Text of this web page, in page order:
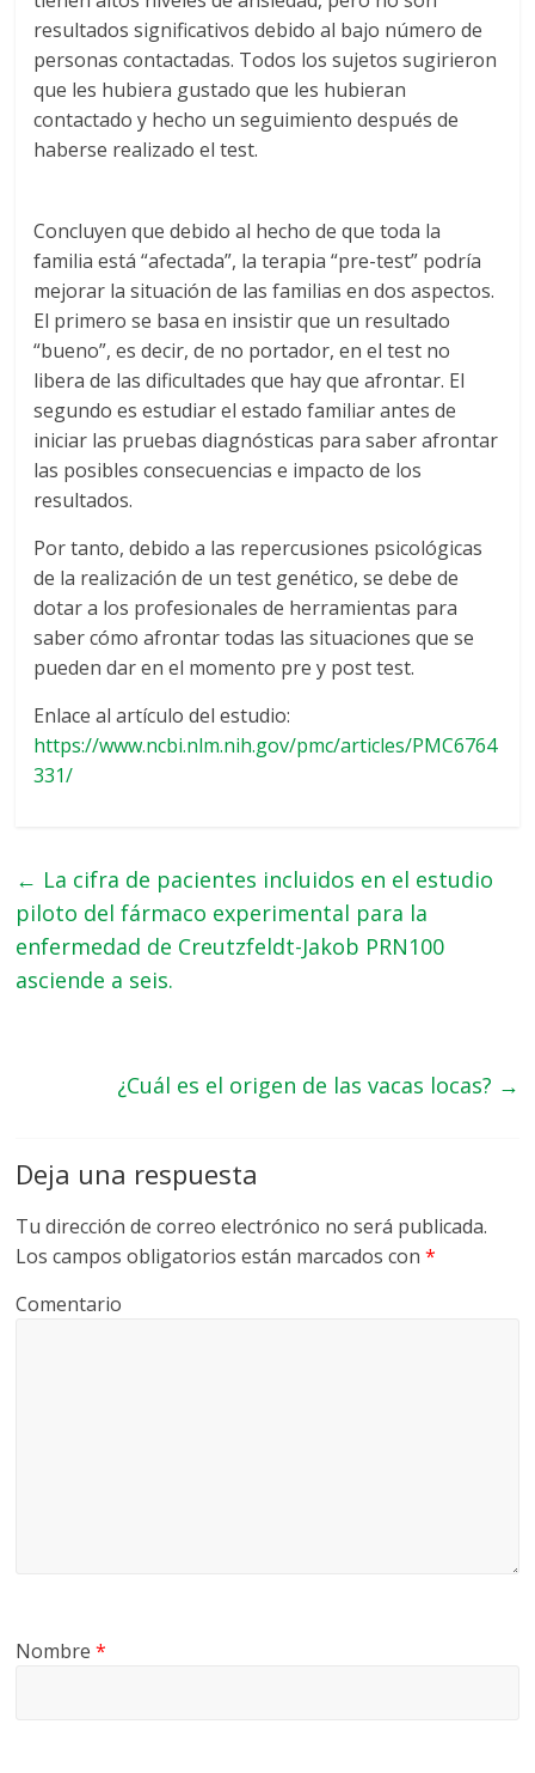
resultados significativos debido al bajo número de
personas contactadas. Todos los sujetos sugirieron
que les hubiera gustado que les hubieran
contactado y hecho un seguimiento después de
haberse realizado el test.
Concluyen que debido al hecho de que toda la
familia está “afectada”, la terapia “pre-test” podría
mejorar la situación de las familias en dos aspectos.
El primero se basa en insistir que un resultado
“bueno”, es decir, de no portador, en el test no
libera de las dificultades que hay que afrontar. El
segundo es estudiar el estado familiar antes de
iniciar las pruebas diagnósticas para saber afrontar
las posibles consecuencias e impacto de los
resultados.
Por tanto, debido a las repercusiones psicológicas
de la realización de un test genético, se debe de
dotar a los profesionales de herramientas para
saber cómo afrontar todas las situaciones que se
pueden dar en el momento pre y post test.
Enlace al artículo del estudio:
https://www.ncbi.nlm.nih.gov/pmc/articles/PMC6764
331/
← La cifra de pacientes incluidos en el estudio
piloto del fármaco experimental para la
enfermedad de Creutzfeldt-Jakob PRN100
asciende a seis.
¿Cuál es el origen de las vacas locas? →
Deja una respuesta
Tu dirección de correo electrónico no será publicada.
Los campos obligatorios están marcados con*
Comentario
Nombre*